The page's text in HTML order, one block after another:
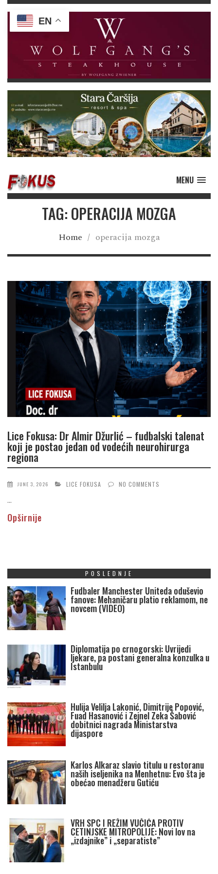
MENU
TAG: OPERACIJA MOZGA
Home / operacija mozga
Lice Fokusa: Dr Almir Džurlić – fudbalski talenat
koji je postao jedan od vodećih neurohirurga
regiona
JUNE 3, 2026 LICE FOKUSA NO COMMENTS
...
Opširnije
POSLEDNJE
Fudbaler Manchester Uniteda oduševio
fanove: Mehaničaru platio reklamom, ne
novcem (VIDEO)
Diplomatija po crnogorski: Uvrijedi
ljekare, pa postani generalna konzulka u
Istanbulu
Hulija Velilja Lakonić, Dimitrije Popović,
Fuad Hasanović i Zejnel Zeka Šabović
dobitnici nagrada Ministarstva
dijaspore
Karlos Alkaraz slavio titulu u restoranu
naših iseljenika na Menhetnu: Evo šta je
obećao menadžeru Gutiću
VRH SPC I REŽIM VUČIĆA PROTIV
CETINJSKE MITROPOLIJE: Novi lov na
„izdajnike” i „separatiste”
EN